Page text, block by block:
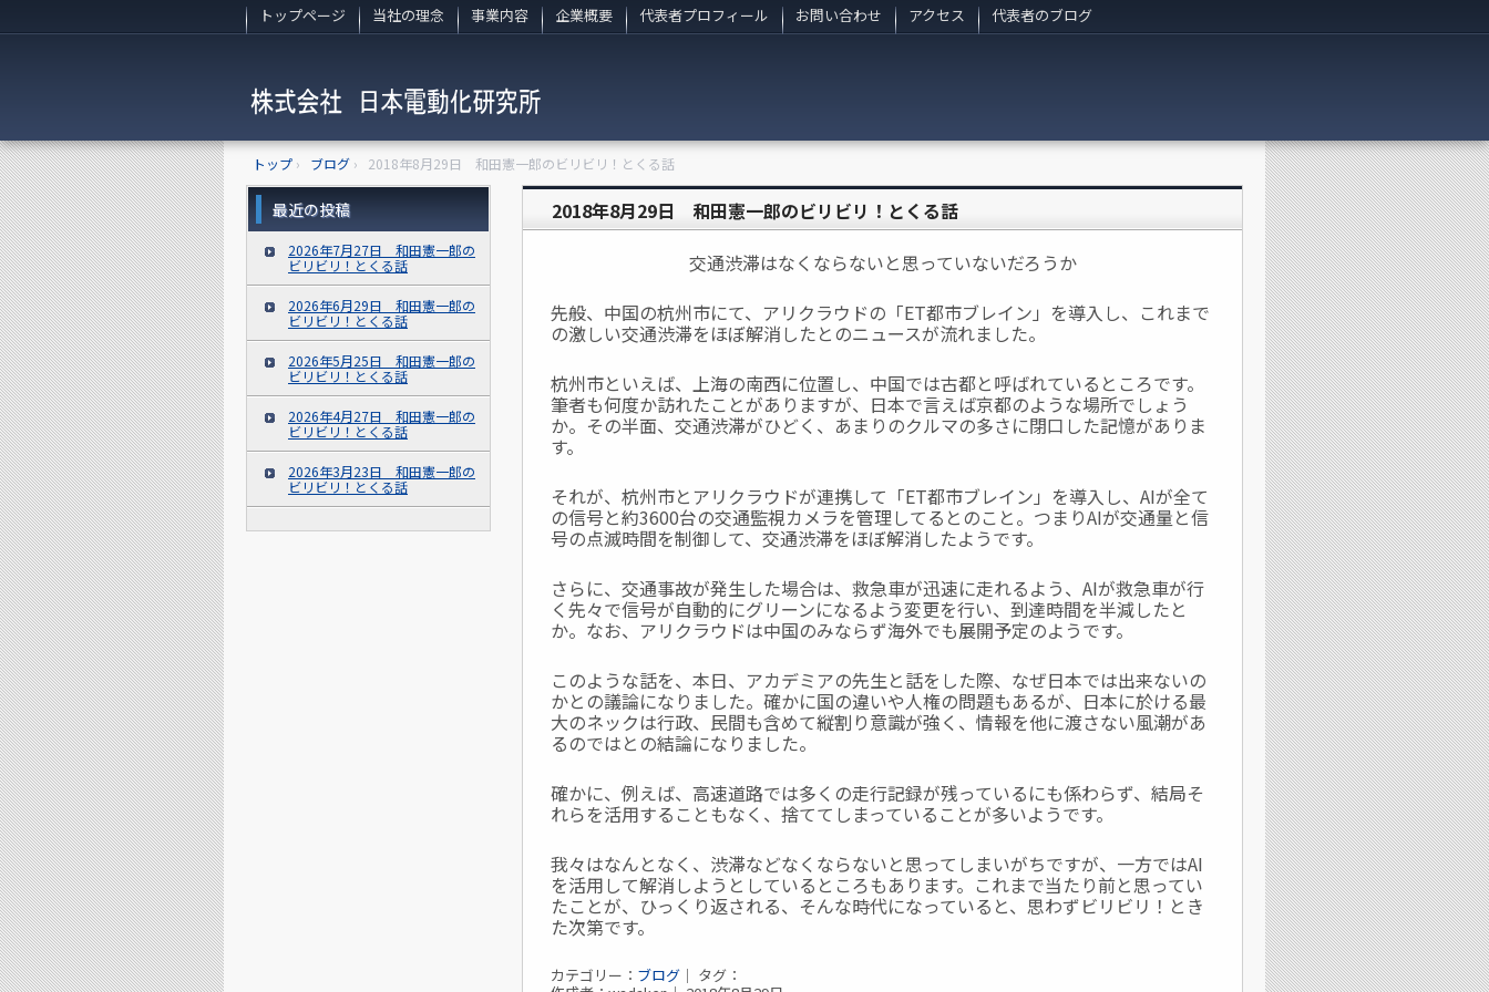
トップページ 当社の理念 事業内容 企業概要 代表者プロフィール お問い合わせ アクセス 代表者のブログ
トップ › ブログ › 2018年8月29日 和田憲一郎のビリビリ！とくる話
2018年8月29日 和田憲一郎のビリビリ！とくる話
交通渋滞はなくならないと思っていないだろうか
先般、中国の杭州市にて、アリクラウドの「ET都市ブレイン」を導入し、これまで
の激しい交通渋滞をほぼ解消したとのニュースが流れました。
杭州市といえば、上海の南西に位置し、中国では古都と呼ばれているところです。
筆者も何度か訪れたことがありますが、日本で言えば京都のような場所でしょう
か。その半面、交通渋滞がひどく、あまりのクルマの多さに閉口した記憶がありま
す。
それが、杭州市とアリクラウドが連携して「ET都市ブレイン」を導入し、AIが全て
の信号と約3600台の交通監視カメラを管理してるとのこと。つまりAIが交通量と信
号の点滅時間を制御して、交通渋滞をほぼ解消したようです。
さらに、交通事故が発生した場合は、救急車が迅速に走れるよう、AIが救急車が行
く先々で信号が自動的にグリーンになるよう変更を行い、到達時間を半減したと
か。なお、アリクラウドは中国のみならず海外でも展開予定のようです。
このような話を、本日、アカデミアの先生と話をした際、なぜ日本では出来ないの
かとの議論になりました。確かに国の違いや人権の問題もあるが、日本に於ける最
大のネックは行政、民間も含めて縦割り意識が強く、情報を他に渡さない風潮があ
るのではとの結論になりました。
確かに、例えば、高速道路では多くの走行記録が残っているにも係わらず、結局そ
れらを活用することもなく、捨ててしまっていることが多いようです。
我々はなんとなく、渋滞などなくならないと思ってしまいがちですが、一方ではAI
を活用して解消しようとしているところもあります。これまで当たり前と思ってい
たことが、ひっくり返される、そんな時代になっていると、思わずビリビリ！とき
た次第です。
カテゴリー： ブログ ｜ タグ：
最近の投稿
2026年7月27日 和田憲一郎の
ビリビリ！とくる話
2026年6月29日 和田憲一郎の
ビリビリ！とくる話
2026年5月25日 和田憲一郎の
ビリビリ！とくる話
2026年4月27日 和田憲一郎の
ビリビリ！とくる話
2026年3月23日 和田憲一郎の
ビリビリ！とくる話